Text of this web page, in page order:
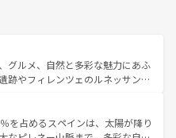
グルメ、自然と多彩な魅力にあふ
跡やフィレンツェのルネッサンス
い田園風景やアマルフィ海岸の絶
せない。観光の合間には、本場の
を占めるスペインは、太陽が降り